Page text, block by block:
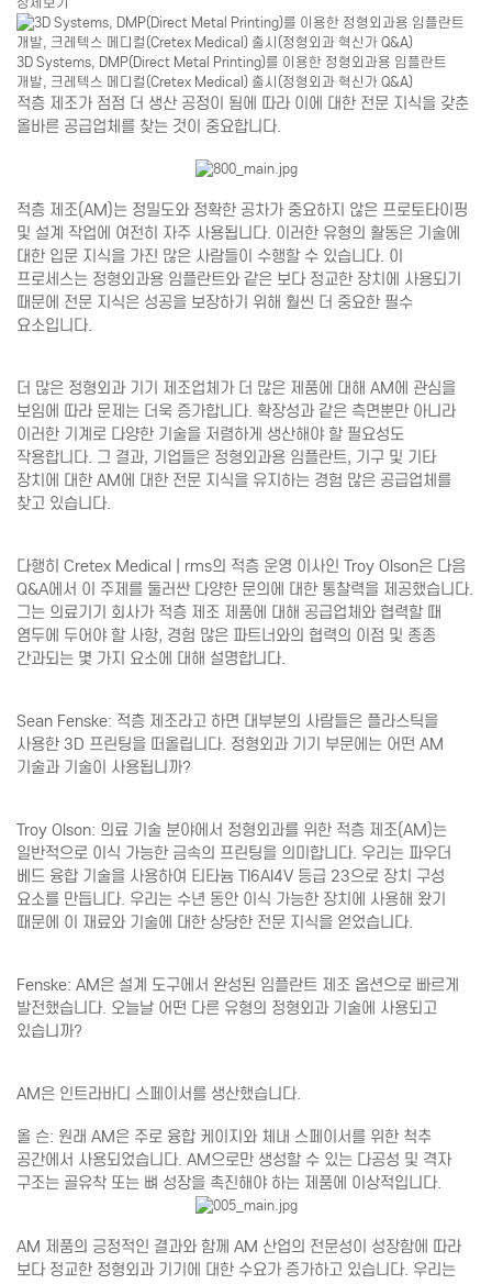
3D Systems, DMP(Direct Metal Printing)를 이용한 정형외과용 임플란트
개발, 크레텍스 메디컬(Cretex Medical) 출시(정형외과 혁신가 Q&A)
적층 제조가 점점 더 생산 공정이 됨에 따라 이에 대한 전문 지식을 갖춘
올바른 공급업체를 찾는 것이 중요합니다.
적층 제조(AM)는 정밀도와 정확한 공차가 중요하지 않은 프로토타이핑
및 설계 작업에 여전히 자주 사용됩니다. 이러한 유형의 활동은 기술에
대한 입문 지식을 가진 많은 사람들이 수행할 수 있습니다. 이
프로세스는 정형외과용 임플란트와 같은 보다 정교한 장치에 사용되기
때문에 전문 지식은 성공을 보장하기 위해 훨씬 더 중요한 필수
요소입니다.
더 많은 정형외과 기기 제조업체가 더 많은 제품에 대해 AM에 관심을
보임에 따라 문제는 더욱 증가합니다. 확장성과 같은 측면뿐만 아니라
이러한 기계로 다양한 기술을 저렴하게 생산해야 할 필요성도
작용합니다. 그 결과, 기업들은 정형외과용 임플란트, 기구 및 기타
장치에 대한 AM에 대한 전문 지식을 유지하는 경험 많은 공급업체를
찾고 있습니다.
다행히 Cretex Medical | rms의 적층 운영 이사인 Troy Olson은 다음
Q&A에서 이 주제를 둘러싼 다양한 문의에 대한 통찰력을 제공했습니다.
그는 의료기기 회사가 적층 제조 제품에 대해 공급업체와 협력할 때
염두에 두어야 할 사항, 경험 많은 파트너와의 협력의 이점 및 종종
간과되는 몇 가지 요소에 대해 설명합니다.
Sean Fenske: 적층 제조라고 하면 대부분의 사람들은 플라스틱을
사용한 3D 프린팅을 떠올립니다. 정형외과 기기 부문에는 어떤 AM
기술과 기술이 사용됩니까?
Troy Olson: 의료 기술 분야에서 정형외과를 위한 적층 제조(AM)는
일반적으로 이식 가능한 금속의 프린팅을 의미합니다. 우리는 파우더
베드 융합 기술을 사용하여 티타늄 TI6AI4V 등급 23으로 장치 구성
요소를 만듭니다. 우리는 수년 동안 이식 가능한 장치에 사용해 왔기
때문에 이 재료와 기술에 대한 상당한 전문 지식을 얻었습니다.
Fenske: AM은 설계 도구에서 완성된 임플란트 제조 옵션으로 빠르게
발전했습니다. 오늘날 어떤 다른 유형의 정형외과 기술에 사용되고
있습니까?
AM은 인트라바디 스페이서를 생산했습니다.
올 슨: 원래 AM은 주로 융합 케이지와 체내 스페이서를 위한 척추
공간에서 사용되었습니다. AM으로만 생성할 수 있는 다공성 및 격자
구조는 골유착 또는 뼈 성장을 촉진해야 하는 제품에 이상적입니다.
AM 제품의 긍정적인 결과와 함께 AM 산업의 전문성이 성장함에 따라
보다 정교한 정형외과 기기에 대한 수요가 증가하고 있습니다. 우리는